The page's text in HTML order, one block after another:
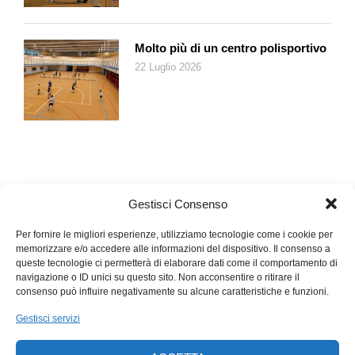
Gestisci Consenso
Per fornire le migliori esperienze, utilizziamo tecnologie come i cookie per
memorizzare e/o accedere alle informazioni del dispositivo. Il consenso a
queste tecnologie ci permetterà di elaborare dati come il comportamento di
navigazione o ID unici su questo sito. Non acconsentire o ritirare il
consenso può influire negativamente su alcune caratteristiche e funzioni.
Gestisci servizi
davanti a perfetti sconosciuti un pensiero o forse anche un
sentimento che bene o male si trasforma in parola espressa
dalla propria voce e con l’ausilio del proprio corpo. Un po’
come succede in quell’angolo di Hyde Park, con in più il
sapore dolceamaro della competizione.
IlPoetry Slam piace ai giovani, li spinge a giocare con le
parole, li libera dai vincoli metrici e retorici della poesia
Molto più di un centro polisportivo
22 Luglio 2026